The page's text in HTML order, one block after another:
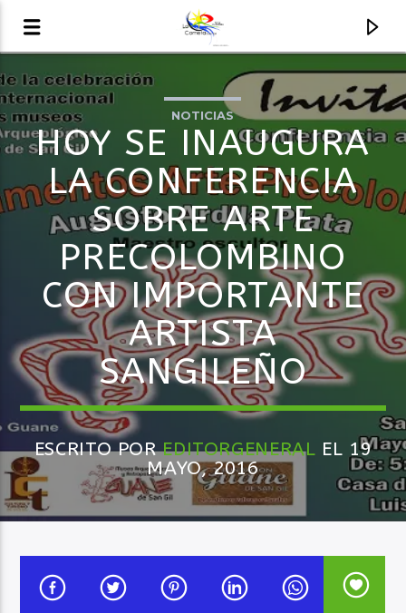
AUDIO EN VIVO
LA COMETA, SEÑALES A CIELO ABIERTO
Audio en Vivo
NOTICIAS
HOY SE INAUGURA
LA CONFERENCIA
SOBRE ARTE
PRECOLOMBINO
CON IMPORTANTE
ARTISTA
SANGILEÑO
ESCRITO POREDITORGENERAL EL 19
MAYO, 2016